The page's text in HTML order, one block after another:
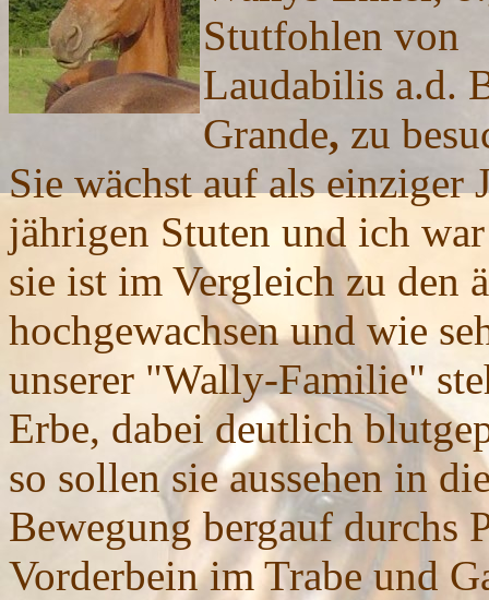
Stutfohlen von
Laudabilis a.d.
Grande, zu
Sie wächst auf als einziger
jährigen Stuten und ich
sie ist im Vergleich zu den
hochgewachsen und wie
unserer "Wally-Familie"
Erbe, dabei deutlich
so sollen sie aussehen in
Bewegung bergauf durchs
Vorderbein im Trabe und